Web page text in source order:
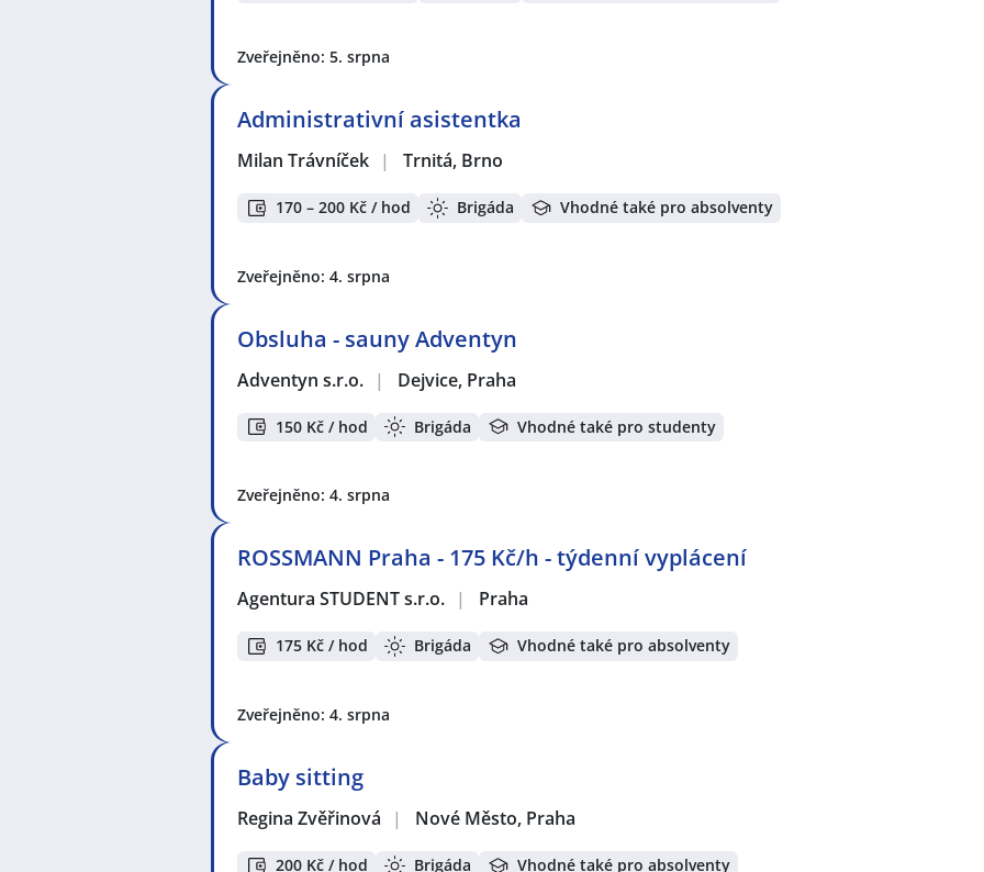
Zveřejněno: 5. srpna
Administrativní asistentka
Milan Trávníček | Trnitá, Brno
170 – 200 Kč / hod Brigáda Vhodné také pro absolventy
Zveřejněno: 4. srpna
Obsluha - sauny Adventyn
Adventyn s.r.o. | Dejvice, Praha
150 Kč / hod Brigáda Vhodné také pro studenty
Zveřejněno: 4. srpna
ROSSMANN Praha - 175 Kč/h - týdenní vyplácení
Agentura STUDENT s.r.o. | Praha
175 Kč / hod Brigáda Vhodné také pro absolventy
Zveřejněno: 4. srpna
Baby sitting
Regina Zvěřinová | Nové Město, Praha
200 Kč / hod Brigáda Vhodné také pro absolventy